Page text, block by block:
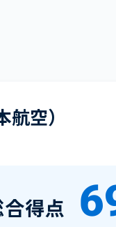
空）
得点